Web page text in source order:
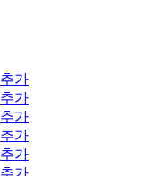
추가
추가
추가
추가
추가
추가